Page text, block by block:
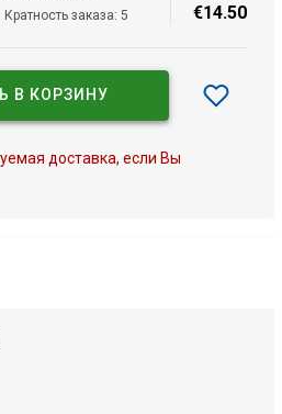
Кратность заказа: 5
€14.50
В КОРЗИНУ
доставка, если Вы